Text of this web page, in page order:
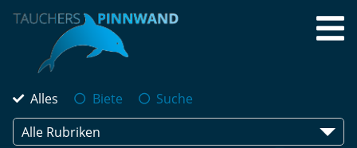
Alles Biete
Suche
Alle Rubriken